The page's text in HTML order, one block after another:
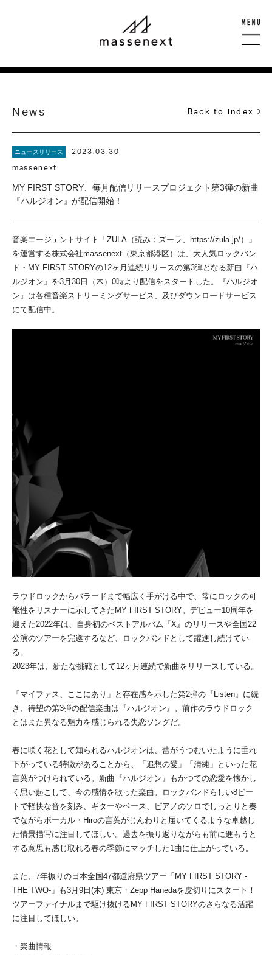
News Back to index
ニュースリリース
2023.03.30
massenext
MY FIRST STORY、毎月配信リリースプロジェクト第3弾の新曲
『ハルジオン』が配信開始！
音楽エージェントサイト「ZULA（読み：ズーラ、https://zula.jp/）」
を運営する株式会社massenext（東京都港区）は、大人気ロックバン
ド・MY FIRST STORYの12ヶ月連続リリースの第3弾となる新曲『ハ
ルジオン』を3月30日（木）0時より配信をスタートした。『ハルジオ
ン』は各種音楽ストリーミングサービス、及びダウンロードサービス
にて配信中。
ラウドロックからバラードまで幅広く手がける中で、常にロックの可
能性をリスナーに示してきたMY FIRST STORY。デビュー10周年を
迎えた2022年は、自身初のベストアルバム『X』のリリースや全国22
公演のツアーを完遂するなど、ロックバンドとして躍進し続けてい
る。
2023年は、新たな挑戦として12ヶ月連続で新曲をリリースしている。
「マイファス、ここにあり」と存在感を示した第2弾の『Listen』に続
き、待望の第3弾の配信楽曲は『ハルジオン』。前作のラウドロック
とはまた異なる魅力を感じられる失恋ソングだ。
春に咲く花として知られるハルジオンは、蕾がうつむいたように垂れ
下がっている特徴があることから、「追想の愛」「清純」といった花
言葉がつけられている。新曲『ハルジオン』もかつての恋愛を懐かし
く思い起こして、今の感情を歌った楽曲。ロックバンドらしい8ビー
トで軽快な音を刻み、ギターやベース、ピアノのソロでしっとりと奏
でながらボーカル・Hiroの言葉がじんわりと届いてくるような卓越し
た情景描写に注目してほしい。過去を振り返りながらも前に進もうと
する意思も感じ取れる春の季節にマッチした1曲に仕上がっている。
また、7年振りの日本全国47都道府県ツアー「MY FIRST STORY -
THE TWO-」も3⽉9⽇(木) 東京・Zepp Hanedaを皮切りにスタート！
ツアーファイナルまで駆け抜けるMY FIRST STORYのさらなる活躍
に注目してほしい。
・楽曲情報